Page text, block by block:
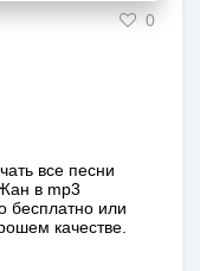
0
все песни
в mp3
бесплатно или
качестве.